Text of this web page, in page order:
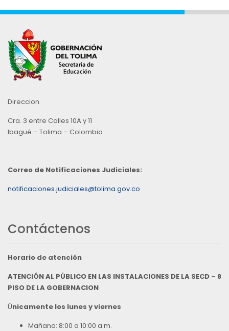
Direccion
Cra. 3 entre Calles 10A y 11
Ibagué – Tolima – Colombia
Correo de Notificaciones Judiciales:
notificaciones.judiciales@tolima.gov.co
Contáctenos
Horario de atención
ATENCIÓN AL PÚBLICO EN LAS INSTALACIONES DE LA SECD – 8
PISO DE LA GOBERNACION
Únicamente los lunes y viernes
Mañana: 8:00 a 10:00 a.m.